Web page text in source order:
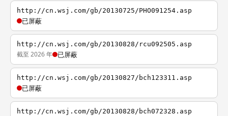
http://cn.wsj.com/gb/20130725/PHO091254.asp
已屏蔽
http://cn.wsj.com/gb/20130828/rcu092505.asp
截至 2026 年 已屏蔽
http://cn.wsj.com/gb/20130827/bch123311.asp
已屏蔽
http://cn.wsj.com/gb/20130828/bch072328.asp